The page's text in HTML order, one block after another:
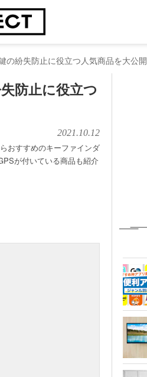
の紛失防止に役立つ人気商品を大公開
防止に役立つ
2021.10.12
おすすめのキーファインダ
が付いている商品も紹介